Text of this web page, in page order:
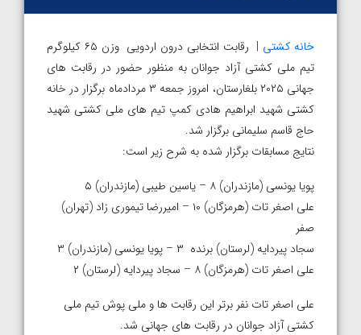
خانه کشتی
| رقابت انتخابی درون اردویی وزن ۶۵ کیلوگرم
تیم ملی کشتی آزاد جوانان به منظور حضور در رقابت های
جهانی ۲۰۲۵ بلغارستان، امروز جمعه ۳ مردادماه برگزار در خانه
کشتی شهید ابراهیم هادی کمپ تیم های ملی کشتی شهید
حاج قاسم سلیمانی برگزار شد.
نتایج مسابقات برگزار شده به شرح زیر است:
پویا یونسی (مازندران) ۸ – یاسین طیبی (مازندران) ۵
علی اصغر تات (هرمزگان) ۱۰ – امیررضا تیموری زاد (تهران)
صفر
سجاد پیردایه (لرستان) برنده ۳ – پویا یونسی (مازندران) ۳
علی اصغر تات (هرمزگان) ۸ – سجاد پیردایه (لرستان) ۲
علی اصغر تات نفر برتر این رقابت ها و ملی پوش تیم ملی
کشتی آزاد جوانان در رقابت های جهانی شد.